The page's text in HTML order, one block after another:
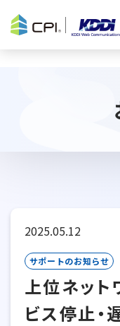
2025.05.12
サポートのお知らせ
上位ネット
ビス停止・